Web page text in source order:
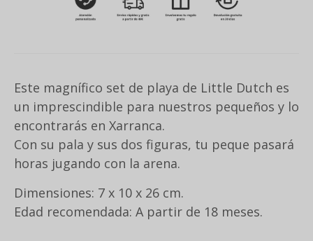
Este magnífico set de playa de Little Dutch es
un imprescindible para nuestros pequeños y lo
encontrarás en Xarranca.
Con su pala y sus dos figuras, tu peque pasará
horas jugando con la arena.
Dimensiones: 7 x 10 x 26 cm.
Edad recomendada: A partir de 18 meses.